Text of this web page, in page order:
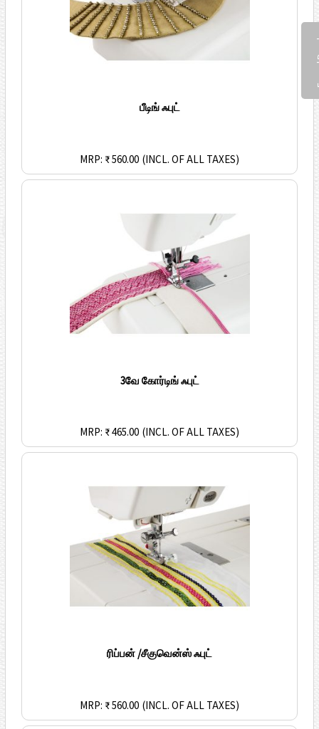
பீடிங் ஃபுட்
MRP: ₹ 560.00 (INCL. OF ALL TAXES)
3வே கோர்டிங் ஃபுட்
MRP: ₹ 465.00 (INCL. OF ALL TAXES)
ரிப்பன் /சீகுவென்ஸ் ஃபுட்
MRP: ₹ 560.00 (INCL. OF ALL TAXES)